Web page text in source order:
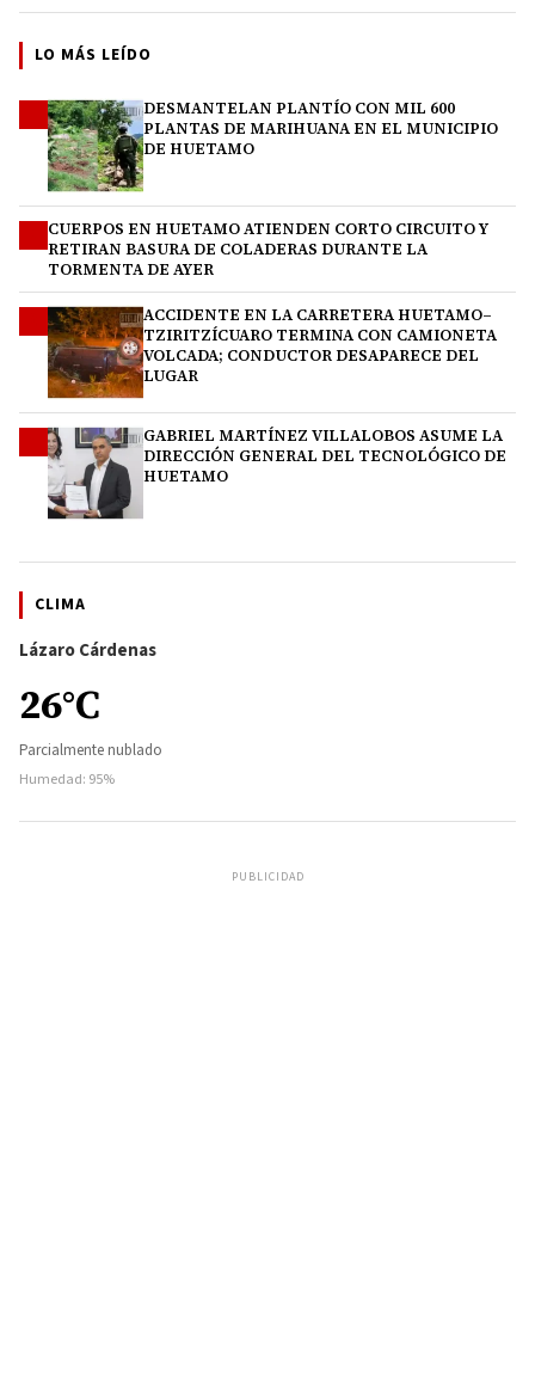
LO MÁS LEÍDO
DESMANTELAN PLANTÍO CON MIL 600
PLANTAS DE MARIHUANA EN EL MUNICIPIO
DE HUETAMO
CUERPOS EN HUETAMO ATIENDEN CORTO CIRCUITO Y
RETIRAN BASURA DE COLADERAS DURANTE LA
TORMENTA DE AYER
ACCIDENTE EN LA CARRETERA HUETAMO–
TZIRITZÍCUARO TERMINA CON CAMIONETA
VOLCADA; CONDUCTOR DESAPARECE DEL
LUGAR
GABRIEL MARTÍNEZ VILLALOBOS ASUME LA
DIRECCIÓN GENERAL DEL TECNOLÓGICO DE
HUETAMO
CLIMA
Lázaro Cárdenas
26°C
Parcialmente nublado
Humedad: 95%
PUBLICIDAD